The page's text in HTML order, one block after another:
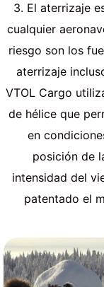
3. El aterrizaje
cualquier
riesgo son los
aterrizaje
VTOL Cargo
de hélice que
en
posición de
intensidad del
patentado el